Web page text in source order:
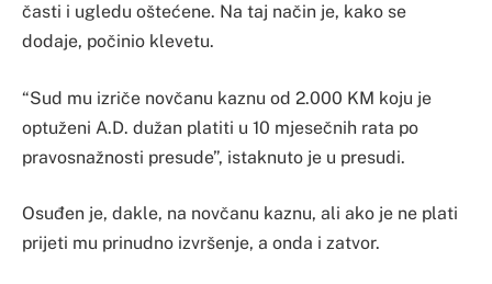
časti i ugledu oštećene. Na taj način je, kako se
dodaje, počinio klevetu.
“Sud mu izriče novčanu kaznu od 2.000 KM koju je
optuženi A.D. dužan platiti u 10 mjesečnih rata po
pravosnažnosti presude”, istaknuto je u presudi.
Osuđen je, dakle, na novčanu kaznu, ali ako je ne plati
prijeti mu prinudno izvršenje, a onda i zatvor.